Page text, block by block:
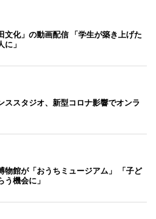
文化」の動画配信 「学生が築き上げた
」
ススタジオ、新型コロナ影響でオンラ
物館が「おうちミュージアム」 「子ど
う機会に」